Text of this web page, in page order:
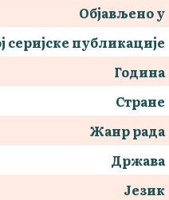
Објављено у
серијске публикације
Година
Стране
Жанр рада
Држава
Језик